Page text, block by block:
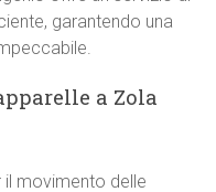
garantendo una
a Zola
il movimento delle